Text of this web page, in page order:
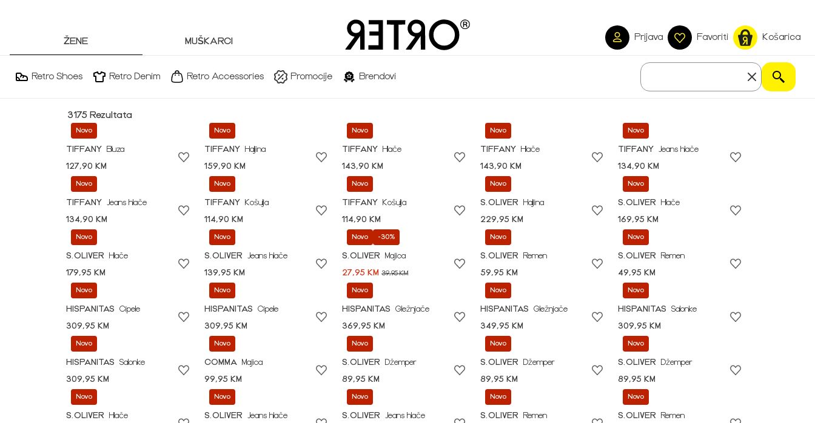
ŽENE MUŠKARCI Prijava Favoriti Košarica
Retro Shoes Retro Denim Retro Accessories Promocije Brendovi
3175 Rezultata
Novo
TIFFANY
Bluza
127,90 KM
Novo
TIFFANY
Haljina
159,90 KM
Novo
TIFFANY
Hlače
143,90 KM
Novo
TIFFANY
Hlače
143,90 KM
Novo
TIFFANY
Jeans hlače
134,90 KM
Novo
TIFFANY
Jeans hlače
134,90 KM
Novo
TIFFANY
Košulja
114,90 KM
Novo
TIFFANY
Košulja
114,90 KM
Novo
S.OLIVER
Haljina
229,95 KM
Novo
S.OLIVER
Hlače
169,95 KM
Novo
S.OLIVER
Hlače
179,95 KM
Novo
S.OLIVER
Jeans hlače
139,95 KM
Novo -30%
S.OLIVER
Majica
27,95 KM39,95 KM
Novo
S.OLIVER
Remen
59,95 KM
Novo
S.OLIVER
Remen
49,95 KM
Novo
HISPANITAS
Cipele
309,95 KM
Novo
HISPANITAS
Cipele
309,95 KM
Novo
HISPANITAS
Gležnjače
369,95 KM
Novo
HISPANITAS
Gležnjače
349,95 KM
Novo
HISPANITAS
Salonke
309,95 KM
Novo
HISPANITAS
Salonke
309,95 KM
Novo
COMMA
Majica
99,95 KM
Novo
S.OLIVER
Džemper
89,95 KM
Novo
S.OLIVER
Džemper
89,95 KM
Novo
S.OLIVER
Džemper
89,95 KM
Novo
S.OLIVER
Hlače
Novo
S.OLIVER
Jeans hlače
Novo
S.OLIVER
Jeans hlače
Novo
S.OLIVER
Remen
Novo
S.OLIVER
Remen